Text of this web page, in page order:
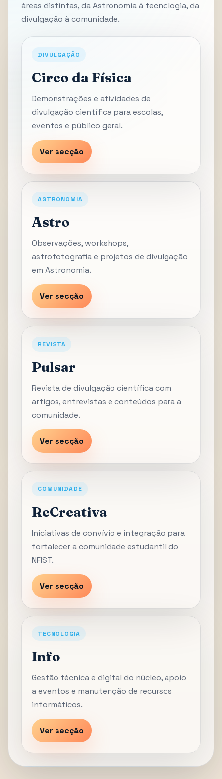
áreas distintas, da Astronomia à tecnologia, da
divulgação à comunidade.
DIVULGAÇÃO
Circo da Física
Demonstrações e atividades de
divulgação científica para escolas,
eventos e público geral.
Ver secção
ASTRONOMIA
Astro
Observações, workshops,
astrofotografia e projetos de divulgação
em Astronomia.
Ver secção
REVISTA
Pulsar
Revista de divulgação científica com
artigos, entrevistas e conteúdos para a
comunidade.
Ver secção
COMUNIDADE
ReCreativa
Iniciativas de convívio e integração para
fortalecer a comunidade estudantil do
NFIST.
Ver secção
TECNOLOGIA
Info
Gestão técnica e digital do núcleo, apoio
a eventos e manutenção de recursos
informáticos.
Ver secção